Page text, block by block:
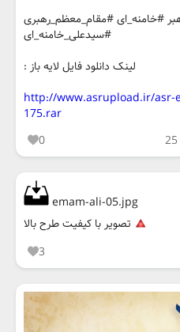
#خامنه_ای #مقام_معظم_رهبری
#سیدعلی_خامنه_ای
لینک دانلود فایل لایه باز :
http://www.asrupload.ir/asr-
175.rar
0
emam-ali-05.jpg
تصویر با کیفیت طرح بالا
3